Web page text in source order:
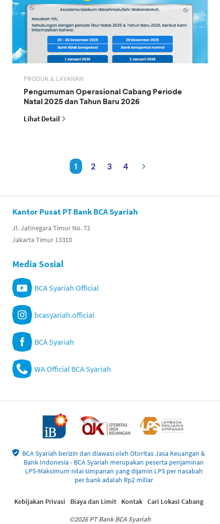
PRODUK & LAYANAN
Pengumuman Operasional Cabang Periode
Natal 2025 dan Tahun Baru 2026
Lihat Detail
1 2 3 4
Kantor Pusat PT Bank BCA Syariah
Jl. Jatinegara Timur No. 72
Jakarta Timur 13310
Media Sosial
BCA Syariah Official
bcasyariah.official
BCA Syariah
WA Official BCA Syariah
BCA Syariah berizin dan diawasi oleh Otoritas Jasa Keuangan &
Bank Indonesia - BCA Syariah merupakan peserta penjaminan
LPS-Maksimum nilai simpanan yang dijamin LPS per nasabah
per bank adalah Rp2 miliar
©2026 PT Bank BCA Syariah
Kebijakan Privasi Biaya dan Limit Kontak Cari Lokasi Cabang